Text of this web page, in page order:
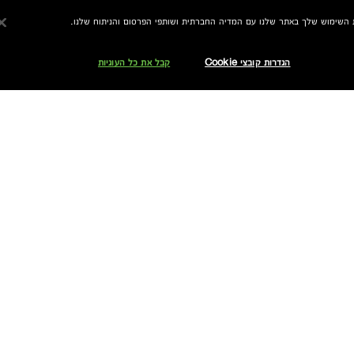
הגדרות קובצי Cookie קבל את כל העוגיות